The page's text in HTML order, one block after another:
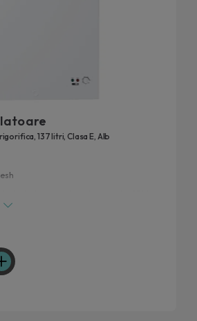
137 litri, Clasa E, Alb
hOn